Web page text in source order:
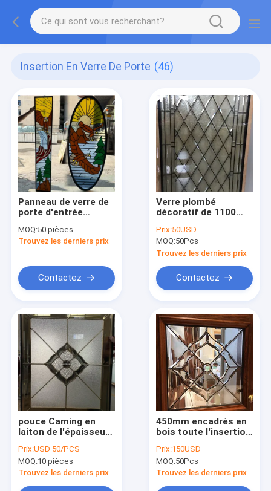
Insertion En Verre De Porte (46)
Panneau de verre de
porte d'entrée
motif en fer forgé –
Fabriqué pour les
américaines
MOQ:50 pièces
Trouvez les derniers prix
Contactez
Verre plombé
décoratif de 1100
Prix:50USD
MOQ:50Pcs
Trouvez les derniers prix
Contactez
pouce Caming en
laiton de l'épaisseur
souillé le verre
plombé décoratif
pour la soudure faite
Prix:USD 50/PCS
MOQ:10 pièces
Trouvez les derniers prix
450mm encadrés en
bois toute l'insertion
biseautée d'espace
libre pour Front Door
Prix:150USD
MOQ:50Pcs
Trouvez les derniers prix